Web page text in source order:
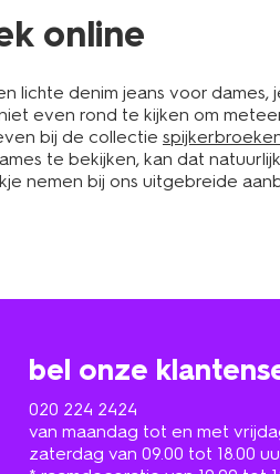
online
lichte denim jeans voor
even rond te kijken om
bij de collectie
te bekijken, kan dat
nemen bij ons uitgebreide
bel onze
020 224 2424
van maandag tot en met
zaterdag van 09.00 tot 18.00